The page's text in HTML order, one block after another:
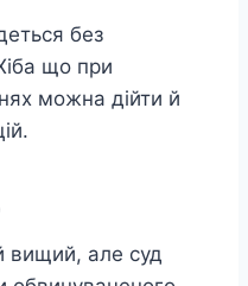
без
що при
можна дійти й
вищий, але суд